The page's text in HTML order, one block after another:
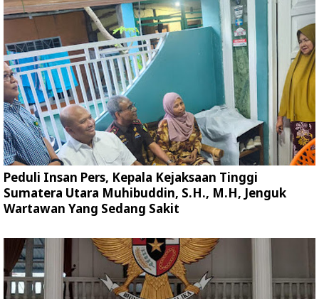
Peduli Insan Pers, Kepala Kejaksaan Tinggi
Sumatera Utara Muhibuddin, S.H., M.H, Jenguk
Wartawan Yang Sedang Sakit